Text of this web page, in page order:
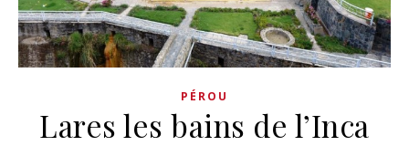
PÉROU
Lares les bains de l’Inca